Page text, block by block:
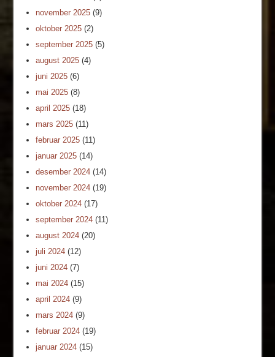
november 2025 (9)
oktober 2025 (2)
september 2025 (5)
august 2025 (4)
juni 2025 (6)
mai 2025 (8)
april 2025 (18)
mars 2025 (11)
februar 2025 (11)
januar 2025 (14)
desember 2024 (14)
november 2024 (19)
oktober 2024 (17)
september 2024 (11)
august 2024 (20)
juli 2024 (12)
juni 2024 (7)
mai 2024 (15)
april 2024 (9)
mars 2024 (9)
februar 2024 (19)
januar 2024 (15)